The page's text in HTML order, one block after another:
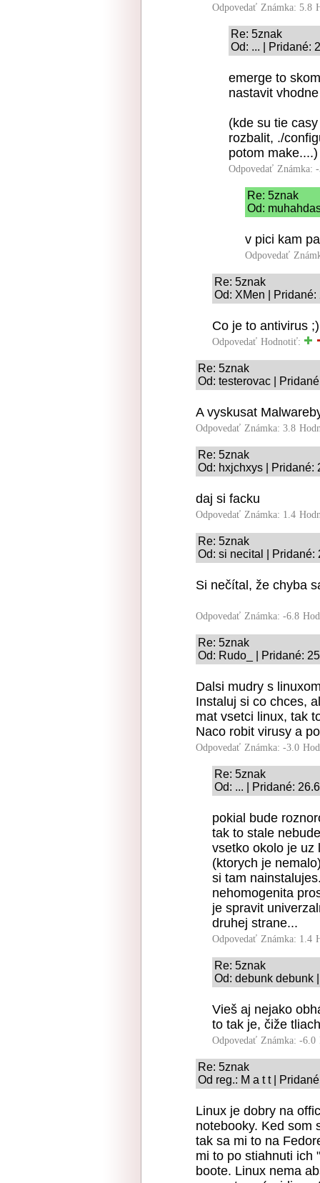
Odpovedať Známka: 5.8
Re: 5znak
Od: ... | Pridané:
emerge to
nastavit
(kde su tie
rozbalit, ./
potom make....)
Odpovedať Známka:
Re: 5znak
Od:
v pici kam
Odpovedať
Re: 5znak
Od: XMen |
Co je to antivirus ;)
Odpovedať Hodnotiť:
Re: 5znak
Od: testerovac |
A vyskusat
Odpovedať Známka: 3.8
Re: 5znak
Od: hxjchxys | Pridané:
daj si facku
Odpovedať Známka: 1.4
Re: 5znak
Od: si necital | Pridané:
Si nečítal, že chyba
Odpovedať Známka: -6.8
Re: 5znak
Od: Rudo_ | Pridané:
Dalsi mudry s
Instaluj si co chces,
mat vsetci linux, tak
Naco robit virusy a
Odpovedať Známka: -3.0
Re: 5znak
Od: ... | Pridané:
pokial bude
tak to stale
vsetko okolo je uz
(ktorych je
si tam
nehomogenita
je spravit
druhej strane...
Odpovedať Známka: 1.4
Re: 5znak
Od: debunk debunk
Vieš aj nejako
to tak je, čiže
Odpovedať Známka: -6.0
Re: 5znak
Od reg.: M a t t |
Linux je dobry na
notebooky. Ked som
tak sa mi to na
mi to po stiahnuti ich
boote. Linux nema